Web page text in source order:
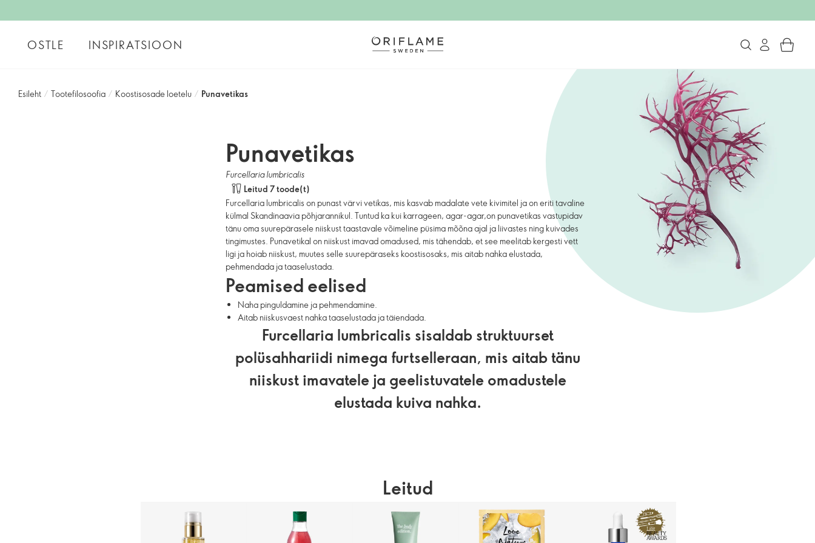
OSTLE INSPIRATSIOON
Esileht / Tootefilosoofia / Koostisosade loetelu / Punavetikas
Punavetikas
Furcellaria lumbricalis
Leitud 7 toode(t)
Furcellaria lumbricalis on punast värvi vetikas, mis kasvab madalate vete kivimitel ja on eriti tavaline
külmal Skandinaavia põhjarannikul. Tuntud ka kui karrageen, agar-agar,on punavetikas vastupidav
tänu oma suurepärasele niiskust taastavale võimeline püsima mõõna ajal ja liivastes ning kuivades
tingimustes. Punavetikal on niiskust imavad omadused, mis tähendab, et see meelitab kergesti vett
ligi ja hoiab niiskust, muutes selle suurepäraseks koostisosaks, mis aitab nahka elustada,
pehmendada ja taaselustada.
Peamised eelised
Naha pinguldamine ja pehmendamine.
Aitab niiskusvaest nahka taaselustada ja täiendada.
Furcellaria lumbricalis sisaldab struktuurset
polüsahhariidi nimega furtselleraan, mis aitab tänu
niiskust imavatele ja geelistuvatele omadustele
elustada kuiva nahka.
Leitud